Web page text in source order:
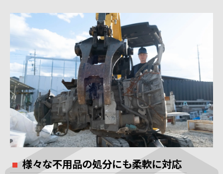
様々な不用品の処分にも柔軟に対応